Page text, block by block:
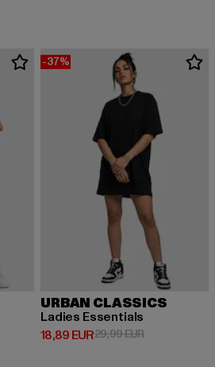
27,99 EUR
-37%
URBAN CLASSICS
Ladies Essentials
18,89 EUR
Derzeitiger Preis: 18,89 EUR
29,99 EURAktionspreis: